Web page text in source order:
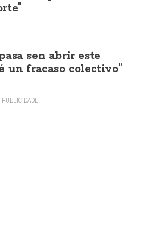
sen abrir este
un fracaso colectivo"